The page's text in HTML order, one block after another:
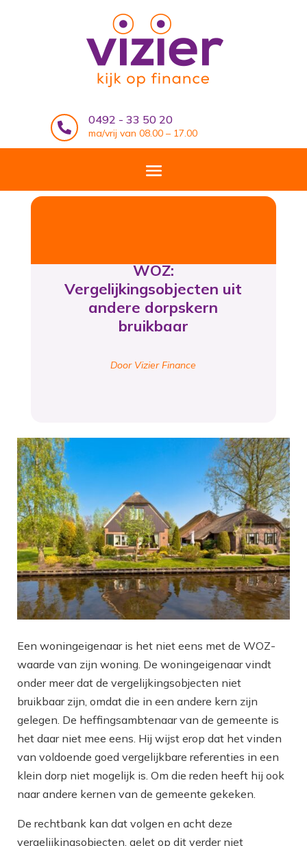

0492 - 33 50 20
ma/vrij van 08.00 – 17.00
WOZ:
Vergelijkingsobjecten uit
andere dorpskern
bruikbaar
Door Vizier Finance
Een woningeigenaar is het niet eens met de WOZ-
waarde van zijn woning. De woningeigenaar vindt
onder meer dat de vergelijkingsobjecten niet
bruikbaar zijn, omdat die in een andere kern zijn
gelegen. De heffingsambtenaar van de gemeente is
het daar niet mee eens. Hij wijst erop dat het vinden
van voldoende goed vergelijkbare referenties in een
klein dorp niet mogelijk is. Om die reden heeft hij ook
naar andere kernen van de gemeente gekeken.
De rechtbank kan dat volgen en acht deze
vergelijkingsobjecten, gelet op dit verder niet